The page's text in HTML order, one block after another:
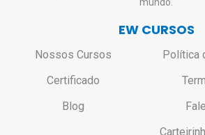
EW CURSOS
Nossos Cursos
Certificado
Blog
Política